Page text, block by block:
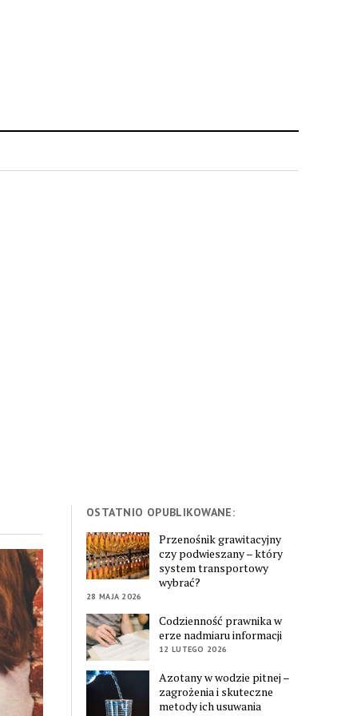
OSTATNIO OPUBLIKOWANE:
Przenośnik grawitacyjny
czy podwieszany – który
system transportowy
wybrać?
28 MAJA 2026
Codzienność prawnika w
erze nadmiaru informacji
12 LUTEGO 2026
Azotany w wodzie pitnej –
zagrożenia i skuteczne
metody ich usuwania